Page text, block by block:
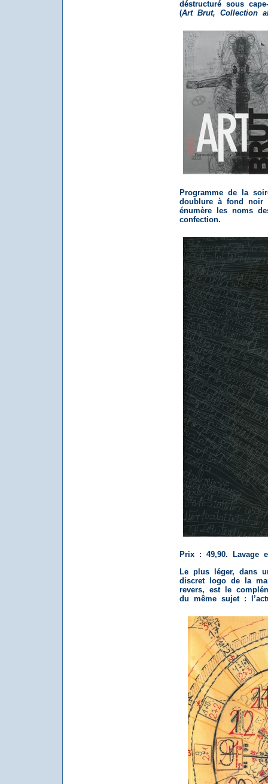
déstructuré sous
(Art Brut, Collection
Programme de la
doublure à fond noir
énumère les noms
confection.
Prix : 49,90. Lavage
Le plus léger, dans
discret logo de la
revers, est le
du même sujet :